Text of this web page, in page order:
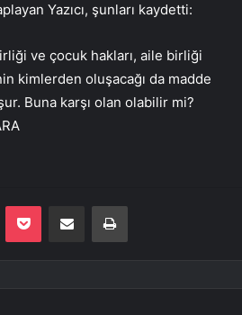
Yazıcı, şunları kaydetti:
ve çocuk hakları, aile birliği
kimlerden oluşacağı da madde
Buna karşı olan olabilir mi?
Pocket E-Posta ile paylaş Yazdır